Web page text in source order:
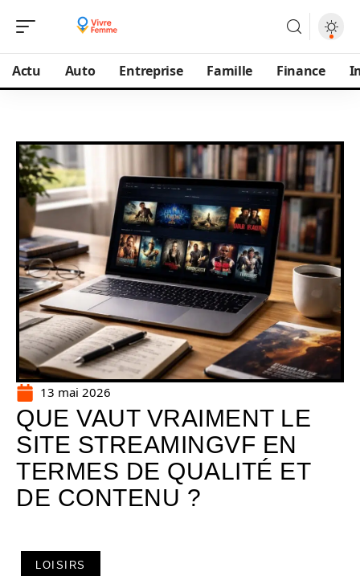
Actu Auto Entreprise Famille Finance
13 mai 2026
QUE VAUT VRAIMENT LE
SITE STREAMINGVF EN
TERMES DE QUALITÉ ET
DE CONTENU ?
LOISIRS